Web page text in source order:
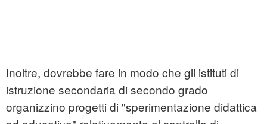
Inoltre, dovrebbe fare in modo che gli istituti di
istruzione secondaria di secondo grado
organizzino progetti di "sperimentazione didattica